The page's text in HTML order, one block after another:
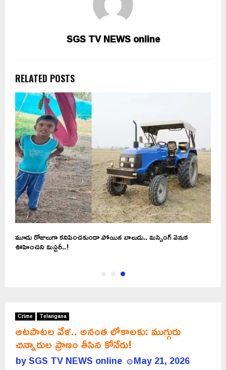
SGS TV NEWS online
RELATED POSTS
మూడు రోజులుగా కనిపించకుండా పోయిన బాలుడు.. మిస్సింగ్ వెనుక
ఊహించని మిస్టరీ..!
Crime Telangana
ఆటపాటల వేళ.. అనంత లోకాలకు: ముగ్గురు
చిన్నారుల ప్రాణం తీసిన కోనేరు!
bySGS TV NEWS online May 21, 2026